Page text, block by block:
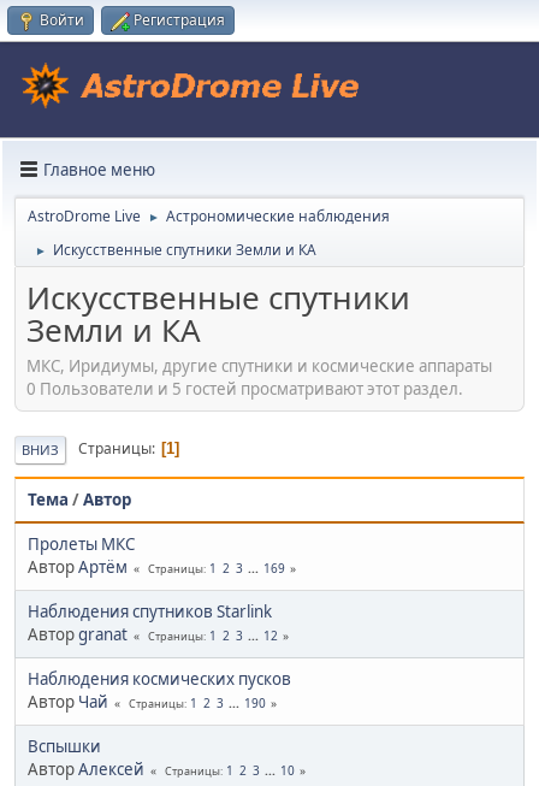
Войти Регистрация
Главное меню
AstroDrome Live ► Астрономические наблюдения
► Искусственные спутники Земли и КА
Искусственные спутники
Земли и КА
МКС, Иридиумы, другие спутники и космические аппараты
0 Пользователи и 5 гостей просматривают этот раздел.
ВНИЗ Страницы 1
Тема /Автор
Пролеты МКС
АвторАртём Страницы 1 2 3 ... 169
Наблюдения спутников Starlink
Авторgranat Страницы 1 2 3 ... 12
Наблюдения космических пусков
Автор Чай Страницы 1 2 3 ... 190
Вспышки
АвторАлексей Страницы 1 2 3 ... 10